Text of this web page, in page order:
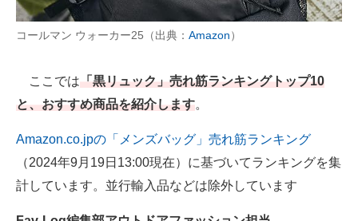
ビジネスと働き方のヒント
AI活用のいまが分かる
企業ITのトレンドを詳説
経営リーダーのコミュニティ
マーケ×ITの今がよく分かる
ITエンジニア向け専門サイト
企業向けIT製品の総合サイト
コールマン ウォーカー25（出典： Amazon）
ここでは「黒リュック」売れ筋ランキングトップ10
と、おすすめ商品を紹介します。
Amazon.co.jpの「メンズバッグ」売れ筋ランキング
（2024年9月19日13:00現在）に基づいてランキングを集
計しています。並行輸入品などは除外しています